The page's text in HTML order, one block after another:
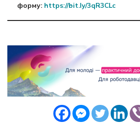
форму: https://bit.ly/3qR3CLc